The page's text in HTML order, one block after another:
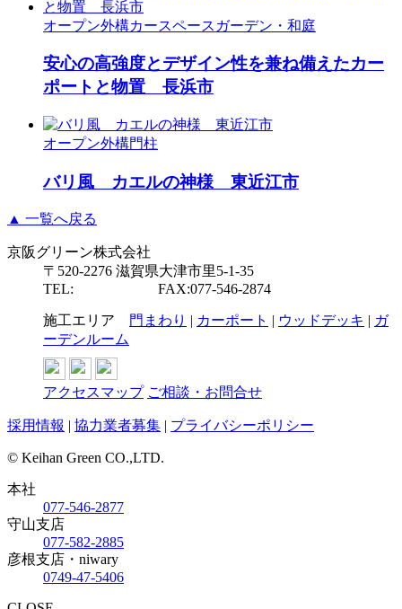
オープン外構カースペース ガーデン・和庭
安心の高強度とデザイン性を兼ね備えたカー
ポートと物置 長浜市
オープン外構門柱
バリ風 カエルの神様 東近江市
▲ 一覧へ戻る
京阪グリーン株式会社
〒520-2276 滋賀県大津市里5-1-35
TEL:
FAX:077-546-2874
施工エリア 門まわり | カーポート | ウッドデッキ | ガ
ーデンルーム
アクセスマップ ご相談・お問合せ
採用情報 | 協力業者募集 | プライバシーポリシー
© Keihan Green CO.,LTD.
本社
077-546-2877
守山支店
077-582-2885
彦根支店・niwary
0749-47-5406